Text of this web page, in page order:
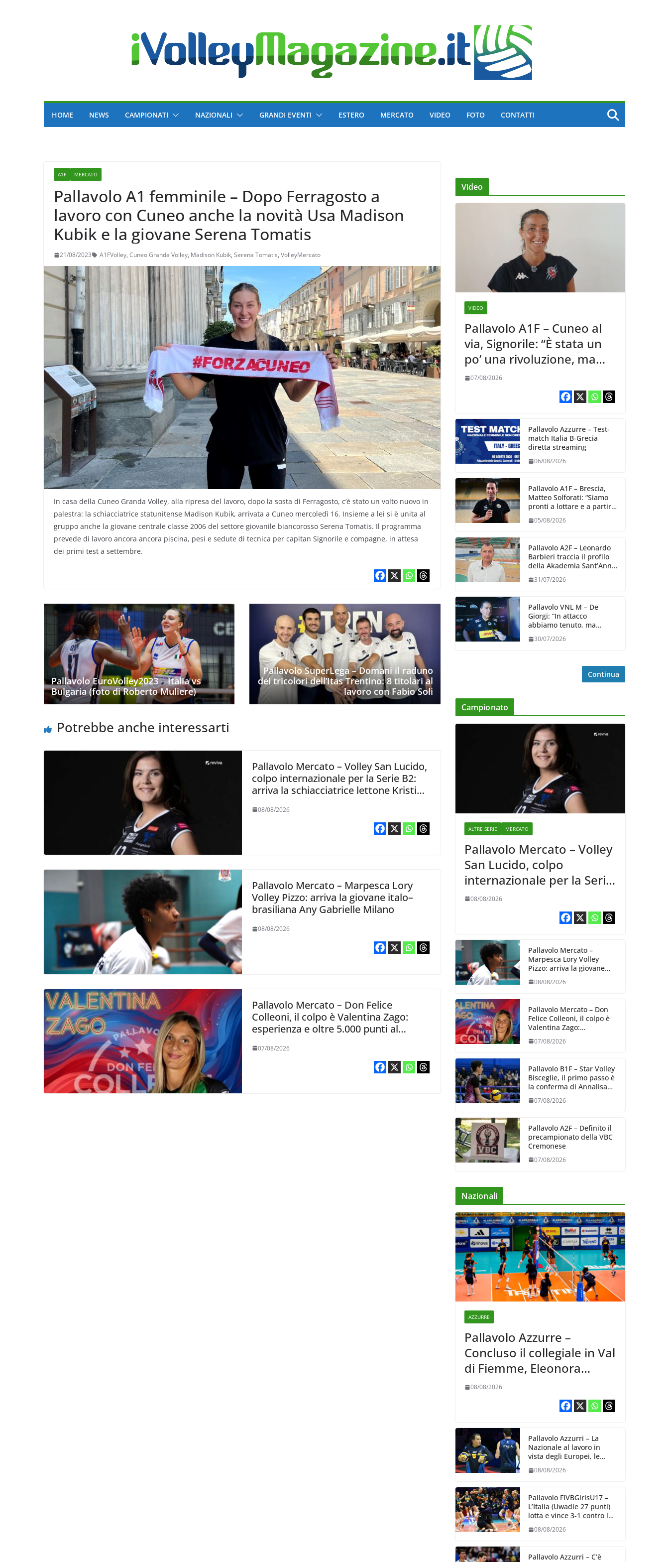
HOME NEWS CAMPIONATI NAZIONALI GRANDI EVENTI ESTERO MERCATO VIDEO FOTO CONTATTI
A1F MERCATO
Pallavolo A1 femminile – Dopo Ferragosto a
lavoro con Cuneo anche la novità Usa Madison
Kubik e la giovane Serena Tomatis
21/08/2023 A1FVolley, Cuneo Granda Volley, Madison Kubik, Serena Tomatis, VolleyMercato
In casa della Cuneo Granda Volley, alla ripresa del lavoro, dopo la sosta di Ferragosto, c’è stato un volto nuovo in
palestra: la schiacciatrice statunitense Madison Kubik, arrivata a Cuneo mercoledì 16. Insieme a lei si è unita al
gruppo anche la giovane centrale classe 2006 del settore giovanile biancorosso Serena Tomatis. Il programma
prevede di lavoro ancora ancora piscina, pesi e sedute di tecnica per capitan Signorile e compagne, in attesa
dei primi test a settembre.
Pallavolo EuroVolley2023 – Italia vs
Bulgaria (foto di Roberto Muliere)
Pallavolo SuperLega – Domani il raduno
dei tricolori dell’Itas Trentino: 8 titolari al
lavoro con Fabio Soli
Potrebbe anche interessarti
Pallavolo Mercato – Volley San Lucido,
colpo internazionale per la Serie B2:
arriva la schiacciatrice lettone Kristine
08/08/2026
Pallavolo Mercato – Marpesca Lory
Volley Pizzo: arriva la giovane italo–
brasiliana Any Gabrielle Milano
08/08/2026
Pallavolo Mercato – Don Felice
Colleoni, il colpo è Valentina Zago:
esperienza e oltre 5.000 punti al
07/08/2026
Video
VIDEO
Pallavolo A1F – Cuneo al
via, Signorile: “È stata un
po’ una rivoluzione, ma
abbiamo le idee chiare siu
cosa vogliamo fare”
07/08/2026
Pallavolo Azzurre – Test-
match Italia B-Grecia
diretta streaming
06/08/2026
Pallavolo A1F – Brescia,
Matteo Solforati: “Siamo
pronti a lottare e a partire
giorno”
05/08/2026
Pallavolo A2F – Leonardo
Barbieri traccia il profilo
della Akademia Sant’Anna
31/07/2026
Pallavolo VNL M – De
Giorgi: “In attacco
abbiamo tenuto, ma
dalla prestazione in
30/07/2026
Continua
Campionato
ALTRE SERIE MERCATO
Pallavolo Mercato – Volley
San Lucido, colpo
internazionale per la Serie
B2: arriva la schiacciatrice
lettone Kristine Teivane
08/08/2026
Pallavolo Mercato –
Marpesca Lory Volley
Pizzo: arriva la giovane
italo–brasiliana Any
Gabrielle Milano
08/08/2026
Pallavolo Mercato – Don
Felice Colleoni, il colpo è
Valentina Zago:
esperienza e oltre 5.000
punti al servizio di
07/08/2026
Pallavolo B1F – Star Volley
Bisceglie, il primo passo è
la conferma di Annalisa
Mileno
07/08/2026
Pallavolo A2F – Definito il
precampionato della VBC
Cremonese
07/08/2026
Nazionali
AZZURRE
Pallavolo Azzurre –
Concluso il collegiale in Val
di Fiemme, Eleonora
Fersino: “Stiamo
lavorando su quei piccoli
dettagli dove poter
migliorare”.
08/08/2026
Pallavolo Azzurri – La
Nazionale al lavoro in
vista degli Europei, le
Ferdinando De Giorgi
08/08/2026
Pallavolo FIVBGirlsU17 –
L’Italia (Uwadie 27 punti)
lotta e vince 3-1 contro la
08/08/2026
Pallavolo Azzurri – C’è